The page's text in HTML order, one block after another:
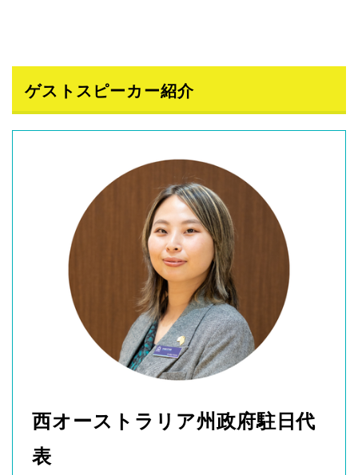
ゲストスピーカー紹介
西オーストラリア州政府駐日代
表